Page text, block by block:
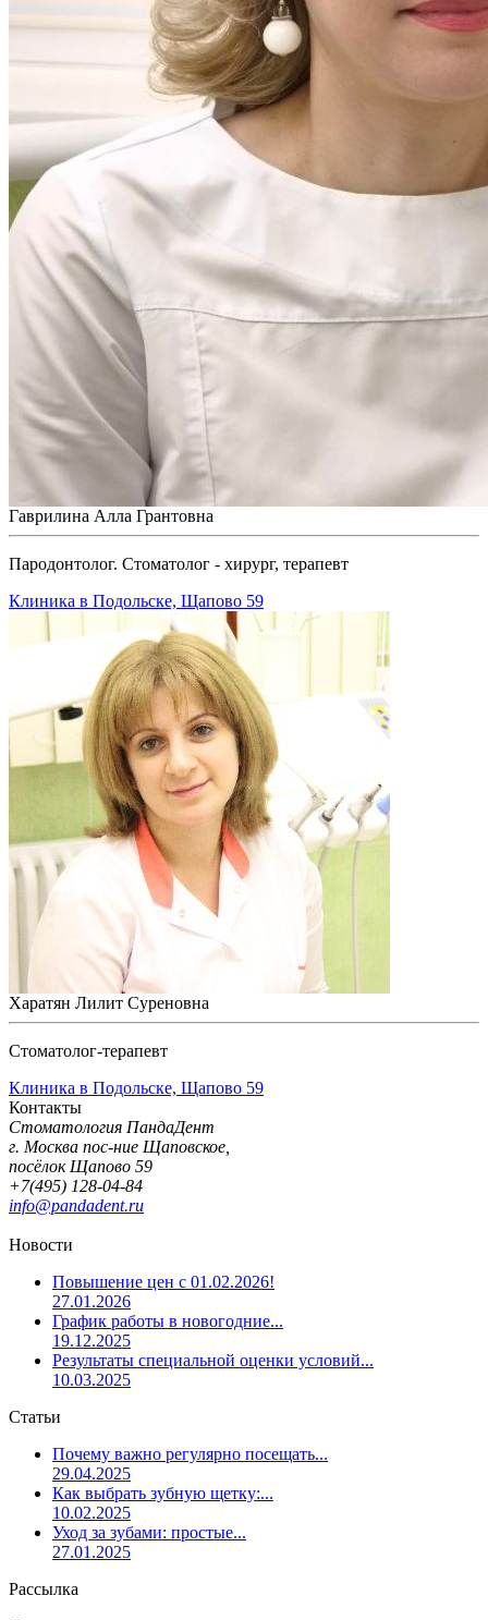
Гаврилина Алла Грантовна
Пародонтолог. Стоматолог - хирург, терапевт
Клиника в Подольске, Щапово 59
Харатян Лилит Суреновна
Стоматолог-терапевт
Клиника в Подольске, Щапово 59
Контакты
Стоматология ПандаДент
г. Москва пос-ние Щаповское,
посёлок Щапово 59
+7(495) 128-04-84
info@pandadent.ru
Новости
Повышение цен с 01.02.2026!
27.01.2026
График работы в новогодние...
19.12.2025
Результаты специальной оценки условий...
10.03.2025
Статьи
Почему важно регулярно посещать...
29.04.2025
Как выбрать зубную щетку:...
10.02.2025
Уход за зубами: простые...
27.01.2025
Рассылка